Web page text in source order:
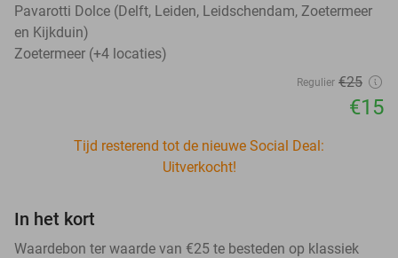
Pavarotti Dolce (Delft, Leiden, Leidschendam, Zoetermeer
en Kijkduin)
Zoetermeer (+4 locaties)
Regulier €25
€15
Tijd resterend tot de nieuwe Social Deal:
Uitverkocht!
In het kort
Waardebon ter waarde van €25 te besteden op klassiek